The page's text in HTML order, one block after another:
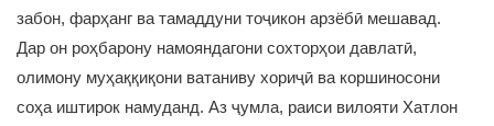
забон, фарҳанг ва тамаддуни тоҷикон арзёбӣ мешавад.
Дар он роҳбарону намояндагони сохторҳои давлатӣ,
олимону муҳаққиқони ватаниву хориҷӣ ва коршиносони
соҳа иштирок намуданд. Аз ҷумла, раиси вилояти Хатлон